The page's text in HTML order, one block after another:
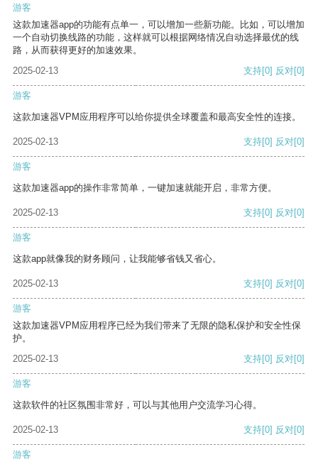
游客
这款加速器app的功能有点单一，可以增加一些新功能。比如，可以增加
一个自动切换线路的功能，这样就可以根据网络情况自动选择最优的线
路，从而获得更好的加速效果。
2025-02-13
支持[0] 反对[0]
游客
这款加速器VPM应用程序可以给你提供全球覆盖和最高安全性的连接。
2025-02-13 支持[0] 反对[0]
游客
这款加速器app的操作非常简单，一键加速就能开启，非常方便。
2025-02-13 支持[0] 反对[0]
游客
这款app就像我的财务顾问，让我能够省钱又省心。
2025-02-13 支持[0] 反对[0]
游客
这款加速器VPM应用程序已经为我们带来了无限的隐私保护和安全性保
护。
2025-02-13
支持[0] 反对[0]
游客
这款软件的社区氛围非常好，可以与其他用户交流学习心得。
2025-02-13 支持[0] 反对[0]
游客